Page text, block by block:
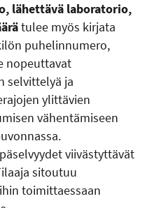
lähettävä laboratorio,
tulee myös kirjata
puhelinnumero,
nopeuttavat
selvittelyä ja
ylittävien
vähentämiseen
viivästyttävät
sitoutuu
toimittaessaan